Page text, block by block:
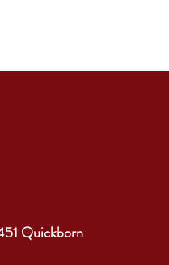
Quickborn